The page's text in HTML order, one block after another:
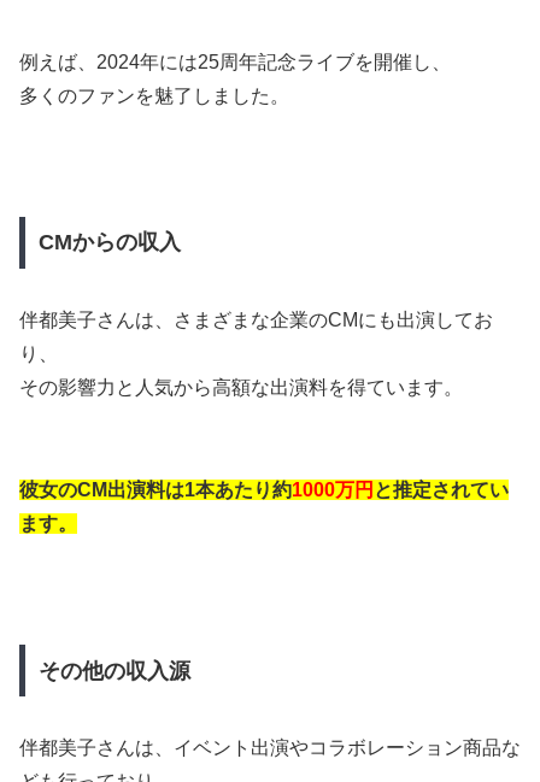
例えば、2024年には25周年記念ライブを開催し、
多くのファンを魅了しました。
CMからの収入
伴都美子さんは、さまざまな企業のCMにも出演してお
り、
その影響力と人気から高額な出演料を得ています。
彼女のCM出演料は1本あたり約1000万円 と推定されてい
ます。
その他の収入源
伴都美子さんは、イベント出演やコラボレーション商品な